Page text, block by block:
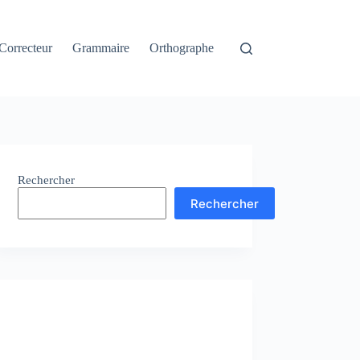
Grammaire Orthographe
Rechercher
Rechercher